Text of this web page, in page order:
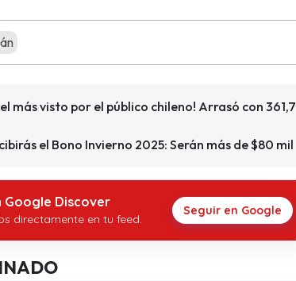
más visto por el público chileno! Arrasó con 361,7
el Bono Invierno 2025: Serán más de $80 mil
Google Discover
directamente en tu feed.
Seguir en Google